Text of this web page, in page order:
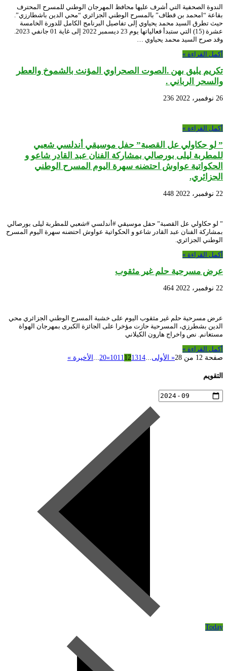
الندوة الصحفية التي أشرف عليها محافظ المهرجان الوطني للمسرح المحترف
بقاعة “امحمد بن قطاف” بالمسرح الوطني الجزائري “محي الدين باشطارزي”.
حيث تطرق السيد محمد يحياوي إلى تفاصيل البرنامج الكامل للدورة الخامسة
وقد صرح السيد محمد يحياوي …
أكمل القراءة »
تكريم يليق بهن .الصوت الصحراوي المؤنث بالشموخ والعطر
والسحر الرباني .
26 نوفمبر، 2022 236
أكمل القراءة »
” لو حكاولي عل القصبة” حفل موسيقي أندلسي شعبي
للمطربة ليلى بورصالي بمشاركة الفنان عبد القادر شاعو و
الحكواتية عواوش احتضنه سهرة اليوم المسرح الوطني
الجزائري.
22 نوفمبر، 2022 448
” لو حكاولي عل القصبة” حفل موسيقي #أندلسي #شعبي للمطربة ليلى بورصالي
بمشاركة الفنان عبد القادر شاعو و الحكواتية عواوش احتضنه سهرة اليوم المسرح
الوطني الجزائري.
أكمل القراءة »
عرض مسرحية حلم غير مثقوب
22 نوفمبر، 2022 464
عرض مسرحية حلم غير مثقوب اليوم على خشبة المسرح الوطني الجزائري محي
الدين بشطرزي، المسرحية حازت مؤخرا على الجائزة الكبرى بمهرجان الهواة
مستغانم. نص واخراج هارون الكيلاني
أكمل القراءة »
صفحة 12 من 28
« الأولى...
1011121314
»
20
... الأخيرة »
التقويم
Today